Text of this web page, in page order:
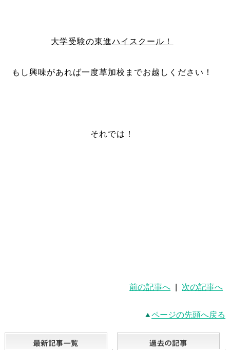
大学受験の東進ハイスクール！
もし興味があれば一度草加校までお越しください！
それでは！
前の記事へ 次の記事へ
ページの先頭へ戻る
最新記事一覧